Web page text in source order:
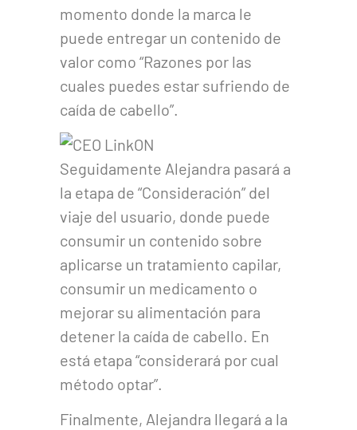
momento donde la marca le
puede entregar un contenido de
valor como “Razones por las
cuales puedes estar sufriendo de
caída de cabello”.
Seguidamente Alejandra pasará a
la etapa de “Consideración” del
viaje del usuario, donde puede
consumir un contenido sobre
aplicarse un tratamiento capilar,
consumir un medicamento o
mejorar su alimentación para
detener la caída de cabello. En
está etapa “considerará por cual
método optar”.
Finalmente, Alejandra llegará a la